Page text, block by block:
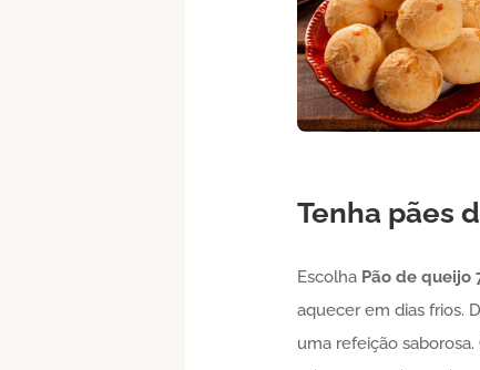
Tenha pães
Escolha Pão de queijo
aquecer em dias frios.
uma refeição